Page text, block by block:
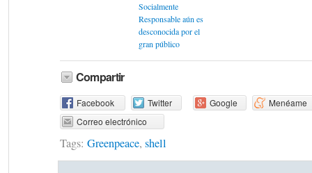
Socialmente
Responsable aún es
desconocida por el
gran público
Compartir
Facebook Twitter Google
Menéame
Correo electrónico
Tags: Greenpeace, shell